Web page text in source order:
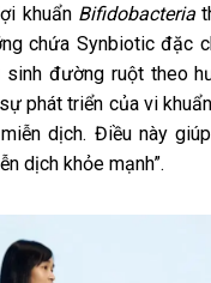
khuẩn Bifidobacteria
chứa Synbiotic đặc
đường ruột theo
phát triển của vi
dịch. Điều này
dịch khỏe mạnh”.